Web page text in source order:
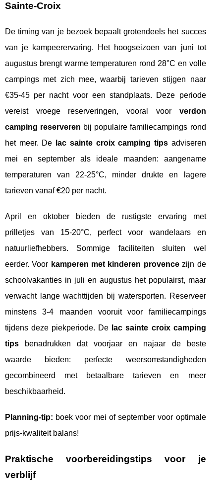
Sainte-Croix
De timing van je bezoek bepaalt grotendeels het succes
van je kampeerervaring. Het hoogseizoen van juni tot
augustus brengt warme temperaturen rond 28°C en volle
campings met zich mee, waarbij tarieven stijgen naar
€35-45 per nacht voor een standplaats. Deze periode
vereist vroege reserveringen, vooral voor verdon
camping reserveren bij populaire familiecampings rond
het meer. De
lac sainte croix camping tipsadviseren
mei en september als ideale maanden: aangename
temperaturen van 22-25°C, minder drukte en lagere
tarieven vanaf €20 per nacht.
April en oktober bieden de rustigste ervaring met
prilletjes van 15-20°C, perfect voor wandelaars en
natuurliefhebbers. Sommige faciliteiten sluiten wel
eerder. Voor kamperen met kinderen provencezijn de
schoolvakanties in juli en augustus het populairst, maar
verwacht lange wachttijden bij watersporten. Reserveer
minstens 3-4 maanden vooruit voor familiecampings
tijdens deze piekperiode. De lac sainte croix camping
tips benadrukken dat voorjaar en najaar de beste
waarde bieden: perfecte weersomstandigheden
gecombineerd met betaalbare tarieven en meer
beschikbaarheid.
Planning-tip: boek voor mei of september voor optimale
prijs-kwaliteit balans!
Praktische voorbereidingstips voor je
verblijf